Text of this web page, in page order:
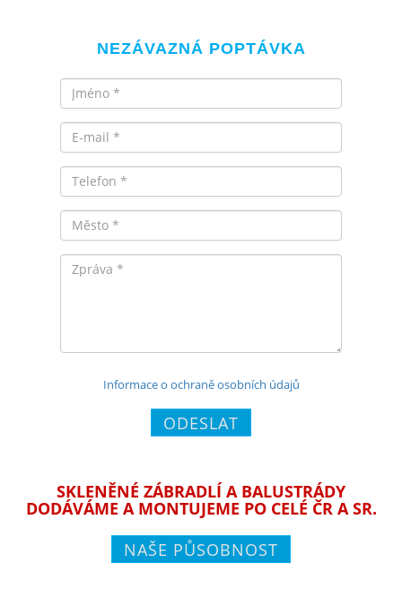
NEZÁVAZNÁ POPTÁVKA
Informace o ochraně osobních údajů
ODESLAT
SKLENĚNÉ ZÁBRADLÍ A BALUSTRÁDY
DODÁVÁME A MONTUJEME PO CELÉ ČR A SR.
NAŠE PŮSOBNOST